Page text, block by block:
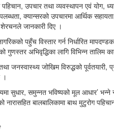
उपचार तथा व्यवस्थापन एवं
क्यान्सरको उपचारमा आर्थिक
शेरचनले जानकारी दिए ।
पहुँच विस्तार गर्न निर्धारित
गुणस्तर अभिवृद्धिका लागि विभिन्न
जनस्वास्थ्य जोखिम विरुद्धको
।
सुधार, समुन्नत भविष्यको मूल आधार’
नारासहित बालबालिकामा बाथ मुटुरोग